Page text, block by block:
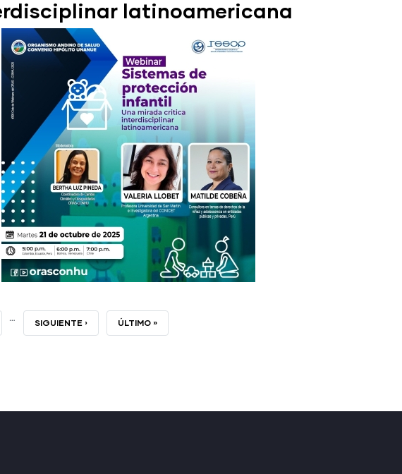
latinoamericana
… SIGUIENTE
SIGUIENTE › ÚLTIMA
ÚLTIMO »